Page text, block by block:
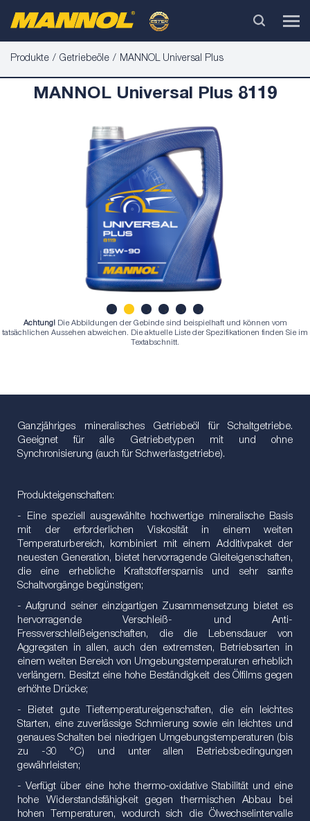
Produkte Getriebeöle MANNOL Universal Plus
MANNOL Universal Plus 8119
1 2 3 4 6
Achtung! Die Abbildungen der Gebinde sind beispielhaft und können vom
tatsächlichen Aussehen abweichen. Die aktuelle Liste der Spezifikationen finden Sie im
Textabschnitt.
Ganzjähriges mineralisches Getriebeöl für Schaltgetriebe.
Geeignet für alle Getriebetypen mit und ohne
Synchronisierung (auch für Schwerlastgetriebe).
Produkteigenschaften:
- Eine speziell ausgewählte hochwertige mineralische Basis
mit der erforderlichen Viskosität in einem weiten
Temperaturbereich, kombiniert mit einem Additivpaket der
neuesten Generation, bietet hervorragende Gleiteigenschaften,
die eine erhebliche Kraftstoffersparnis und sehr sanfte
Schaltvorgänge begünstigen;
- Aufgrund seiner einzigartigen Zusammensetzung bietet es
hervorragende Verschleiß- und Anti-
Fressverschleißeigenschaften, die die Lebensdauer von
Aggregaten in allen, auch den extremsten, Betriebsarten in
einem weiten Bereich von Umgebungstemperaturen erheblich
verlängern. Besitzt eine hohe Beständigkeit des Ölfilms gegen
erhöhte Drücke;
- Bietet gute Tieftemperatureigenschaften, die ein leichtes
Starten, eine zuverlässige Schmierung sowie ein leichtes und
genaues Schalten bei niedrigen Umgebungstemperaturen (bis
zu -30 °C) und unter allen Betriebsbedingungen
gewährleisten;
- Verfügt über eine hohe thermo-oxidative Stabilität und eine
hohe Widerstandsfähigkeit gegen thermischen Abbau bei
hohen Temperaturen, wodurch sich die Ölwechselintervalle